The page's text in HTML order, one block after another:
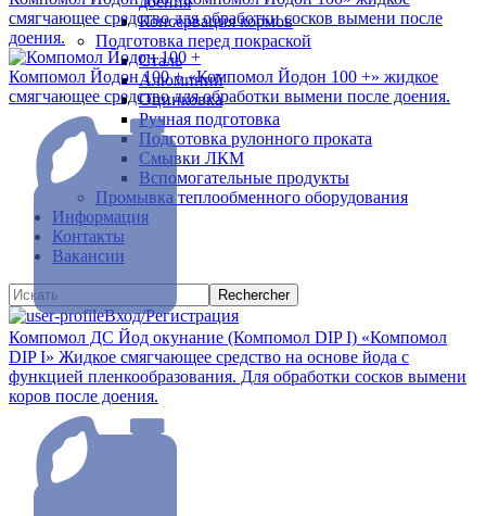
Консервация кормов
Подготовка перед покраской
Сталь
Алюминий
Оцинковка
Ручная подготовка
Подготовка рулонного проката
Смывки ЛКМ
Вспомогательные продукты
Промывка теплообменного оборудования
Информация
Контакты
Вакансии
Вход/Регистрация
смягчающее средство для обработки сосков вымени после
доения.
Компомол Йодон 100 + «Компомол Йодон 100 +» жидкое
смягчающее средство для обработки вымени после доения.
Компомол ДС Йод окунание (Компомол DIP I) «Компомол
DIP I» Жидкое смягчающее средство на основе йода с
функцией пленкообразования. Для обработки сосков вымени
коров после доения.